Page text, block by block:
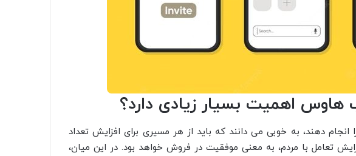
هاوس اهمیت بسیار زیادی دارد؟
انجام دهند، به خوبی می ‌دانند که باید از هر مسیری برای افزایش تعداد
تعامل با مردم، به معنی موفقیت در فروش خواهد بود. در این میان،